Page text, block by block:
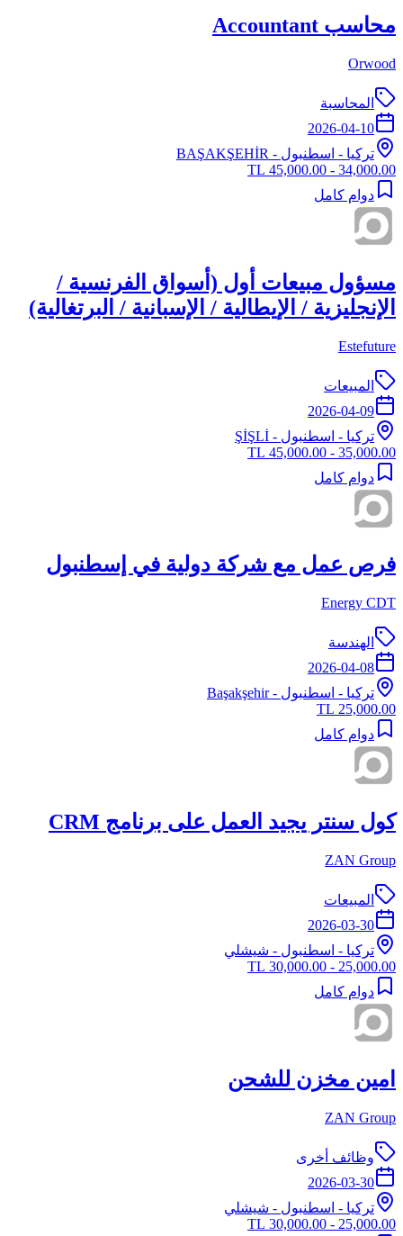
محاسب Accountant
Orwood
المحاسبة
2026-04-10
تركيا - اسطنبول - BAŞAKŞEHİR
34,000.00 - 45,000.00 TL
دوام كامل
مسؤول مبيعات أول (أسواق الفرنسية /
الإنجليزية / الإيطالية / الإسبانية / البرتغالية)
Estefuture
المبيعات
2026-04-09
تركيا - اسطنبول - ŞİŞLİ
35,000.00 - 45,000.00 TL
دوام كامل
فرص عمل مع شركة دولية في إسطنبول
Energy CDT
الهندسة
2026-04-08
تركيا - اسطنبول - Başakşehir
25,000.00 TL
دوام كامل
كول سنتر يجيد العمل على برنامج CRM
ZAN Group
المبيعات
2026-03-30
تركيا - اسطنبول - شيشلي
25,000.00 - 30,000.00 TL
دوام كامل
امين مخزن للشحن
ZAN Group
وظائف أخرى
2026-03-30
تركيا - اسطنبول - شيشلي
25,000.00 - 30,000.00 TL